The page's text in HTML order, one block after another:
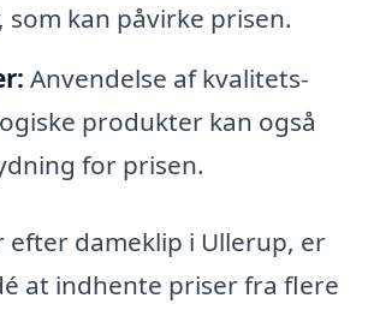
som kan påvirke prisen.
Anvendelse af kvalitets-
produkter kan også
for prisen.
efter dameklip i Ullerup, er
at indhente priser fra flere